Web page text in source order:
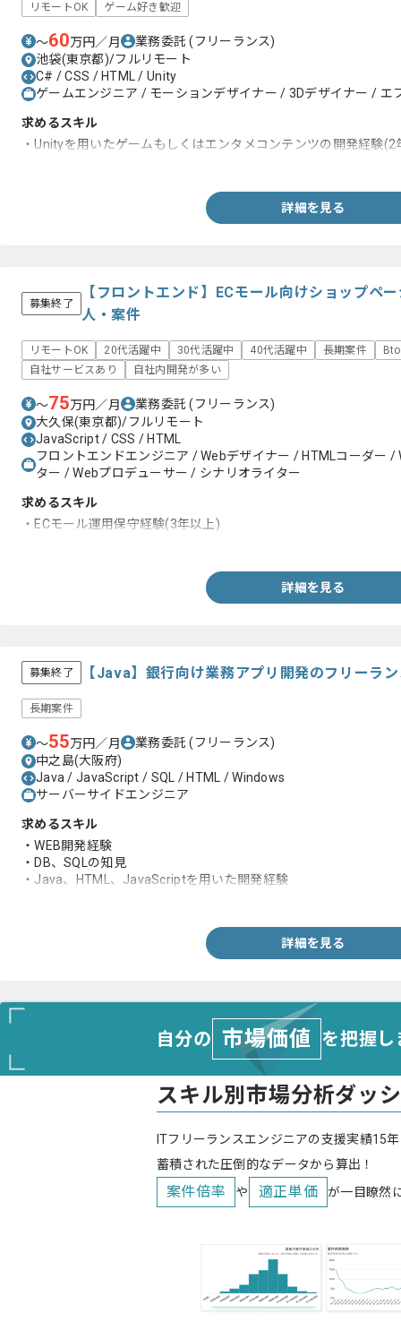
リモートOK ゲーム好き歓迎
〜60万円／月 業務委託(フリーランス)
池袋(東京都)/フルリモート
C# / CSS / HTML / Unity
ゲームエンジニア / モーションデザイナー / 3Dデザイナー / エ
求めるスキル
・Unityを⽤いたゲームもしくはエンタメコンテンツの開発経験(2
詳細を見る
募集終了
【フロントエンド】ECモール向けショップペ
人・案件
リモートOK 20代活躍中 30代活躍中 40代活躍中 長期案件
自社サービスあり
自社内開発が多い
〜75万円／月 業務委託(フリーランス)
大久保(東京都)/フルリモート
JavaScript / CSS / HTML
フロントエンドエンジニア / Webデザイナー / HTMLコーダー /
ター / Webプロデューサー / シナリオライター
求めるスキル
・ECモール運用保守経験(3年以上)
詳細を見る
募集終了 【Java】銀行向け業務アプリ開発のフリーラ
長期案件
〜55万円／月 業務委託(フリーランス)
中之島(大阪府)
Java / JavaScript / SQL / HTML / Windows
サーバーサイドエンジニア
求めるスキル
・WEB開発経験
・DB、SQLの知見
・Java、HTML、JavaScriptを用いた開発経験
詳細を見る
自分の 市場価値 を把握
スキル別市場分析ダッ
ITフリーランスエンジニアの支援実績15
蓄積された圧倒的なデータから算出！
案件倍率 や 適正単価 が一目瞭然